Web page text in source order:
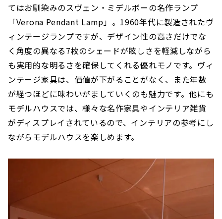
てはお馴染みのスヴェン・ミデルボーの名作ランプ
「Verona Pendant Lamp」。1960年代に製造されたヴ
ィンテージランプですが、デザイン性の高さだけでな
く角度の異なる7枚のシェードが眩しさを軽減しながら
も実用的な明るさを確保してくれる優れモノです。ヴィ
ンテージ家具は、価値が下がることがなく、また年数
が経つほどに味わいがましていくのも魅力です。他にも
モデルハウスでは、様々な名作家具やインテリア雑貨
がディスプレイされているので、インテリアの参考にし
ながらモデルハウスを楽しめます。